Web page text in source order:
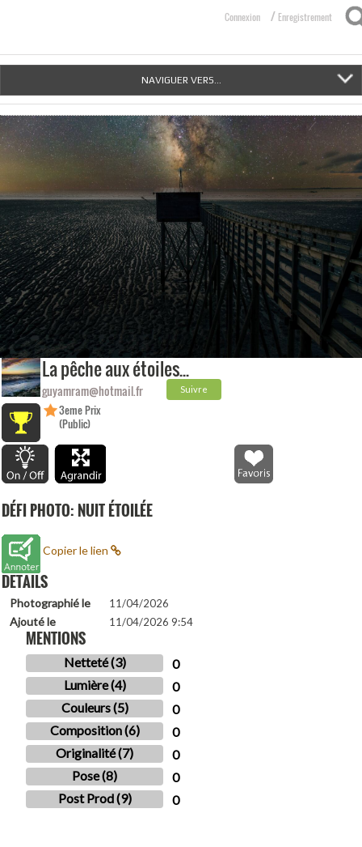
Connexion / Enregistrement
NAVIGUER VERS...
La pêche aux étoiles...
guyamram@hotmail.fr Suivre
3eme Prix
(Public)
DÉFI PHOTO: NUIT ÉTOILÉE
Copier le lien
DETAILS
Photographié le 11/04/2026
Ajouté le 11/04/2026 9:54
MENTIONS
Netteté (3)
0
Lumière (4)
0
Couleurs (5)
0
Composition (6)
0
Originalité (7)
0
Pose (8)
0
Post Prod (9)
0